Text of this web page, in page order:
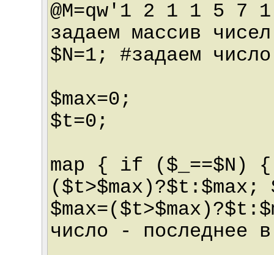
@M=qw'1 2 1 1 5
задаем массив чисел
$N=1; #задаем
$max=0;
$t=0;
map { if ($_==$N)
число - последнее